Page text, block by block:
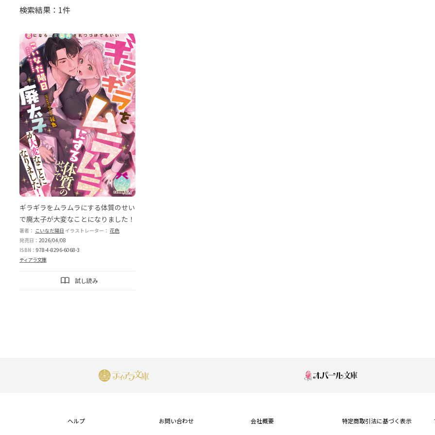
検索結果：1件
ギラギラをムラムラにする体質のせい
で廃太子が大変なことになりました！
著者： こいなだ陽日 イラストレーター： 花色
発売日： 2026/04/08
ISBN： 978-4-8296-6068-3
ティアラ文庫
試し読み
ヘルプ お問い合わせ 会社概要 特定商取引法に基づく表示